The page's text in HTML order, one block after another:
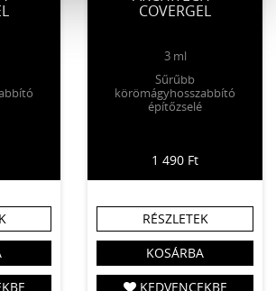
COVERGEL
3 ml
Sűrűbb
körömágyhosszabbító
építőzselé
1 490 Ft
RÉSZLETEK
KOSÁRBA
KEDVENCEKBE